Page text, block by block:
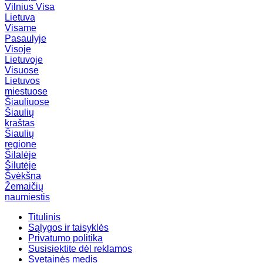
Vilnius Visa
Lietuva
Visame
Pasaulyje
Visoje
Lietuvoje
Visuose
Lietuvos
miestuose
Šiauliuose
Šiaulių
kraštas
Šiaulių
regione
Šilalėje
Šilutėje
Švėkšna
Žemaičių
naumiestis
Titulinis
Sąlygos ir taisyklės
Privatumo politika
Susisiektite dėl reklamos
Svetainės medis